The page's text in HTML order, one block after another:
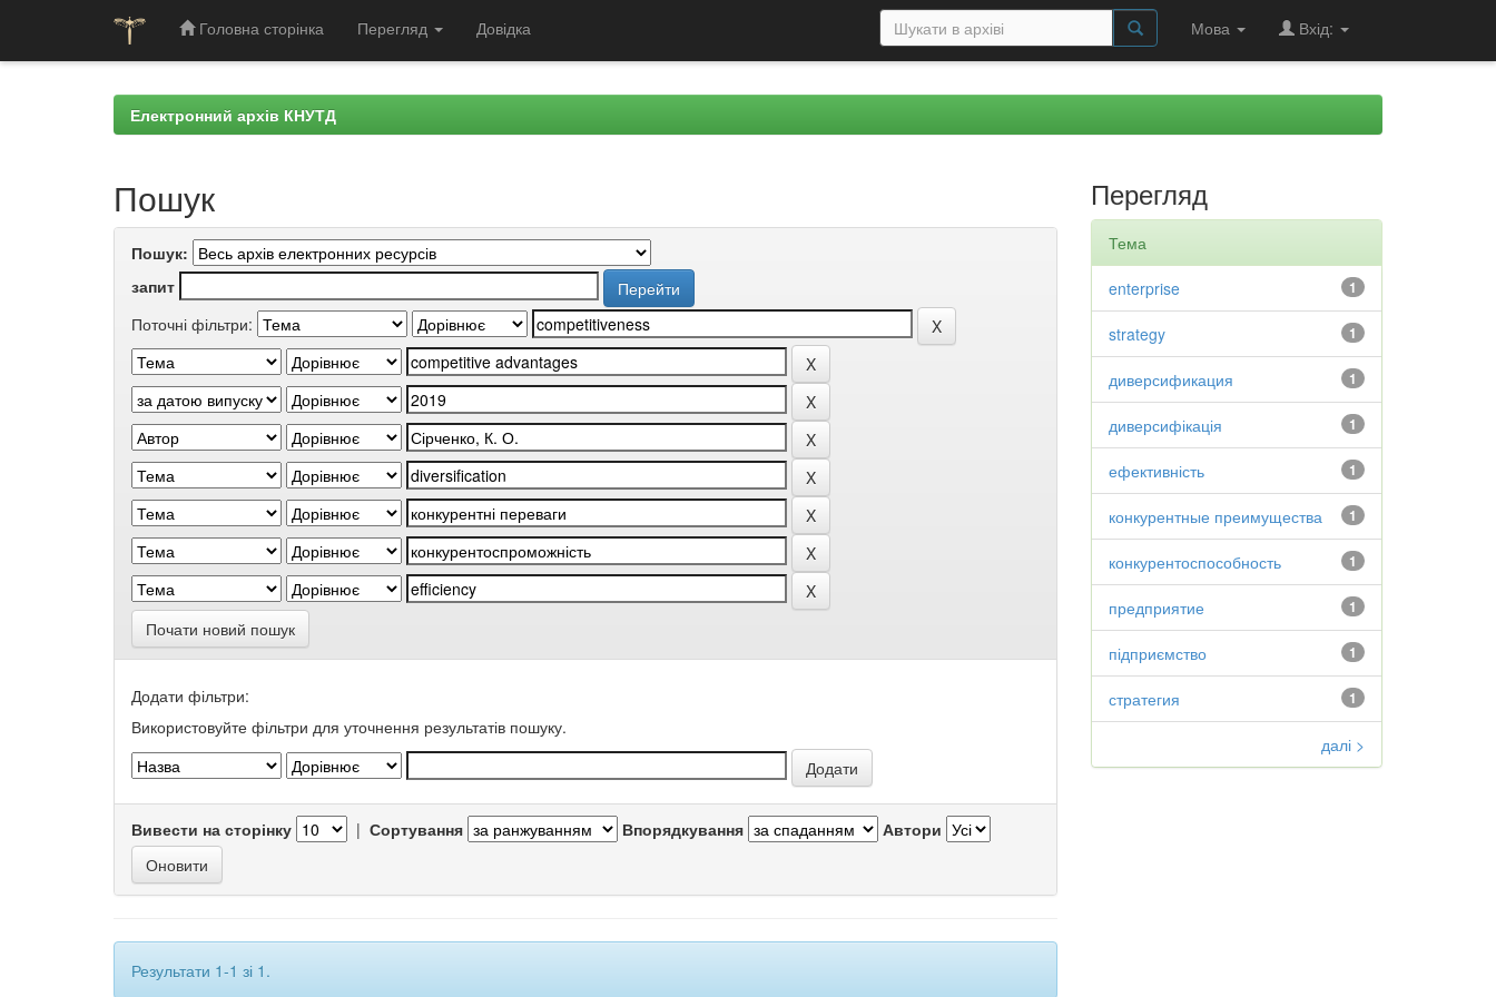
Головна сторінка Перегляд Довідка Мова Вхід:
Електронний архів КНУТД
Пошук
Пошук:
запит
Поточні фільтри:
Почати новий пошук
Додати фільтри:
Використовуйте фільтри для уточнення результатів пошуку.
Вивести на сторінку | Сортування Впорядкування Автори
Результати 1-1 зі 1.
Перегляд
Тема
1
enterprise
1
strategy
1
диверсификация
1
диверсифікація
1
ефективність
1
конкурентные преимущества
1
конкурентоспособность
1
предприятие
1
підприємство
1
стратегия
далі >